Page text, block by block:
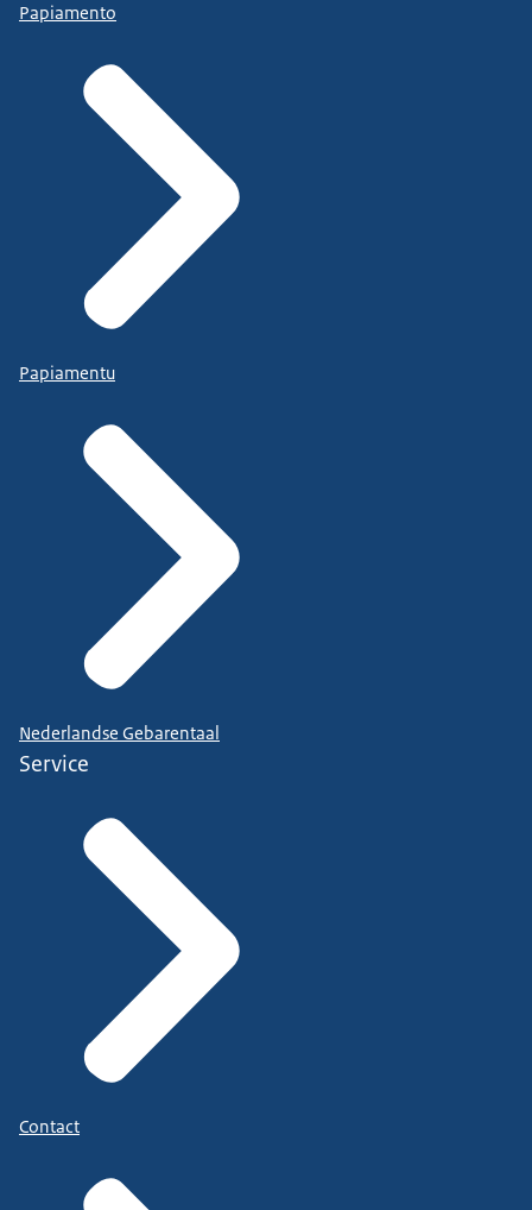
Papiamento
Papiamentu
Nederlandse Gebarentaal
Service
Contact